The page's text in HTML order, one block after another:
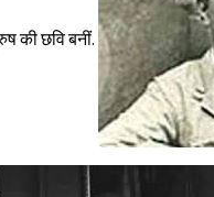
की छवि बनीं.